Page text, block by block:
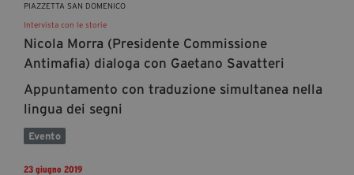
PIAZZETTA SAN DOMENICO
Intervista con le storie
Nicola Morra (Presidente Commissione
Antimafia) dialoga con Gaetano Savatteri
Appuntamento con traduzione simultanea nella
lingua dei segni
Evento
23 giugno 2019